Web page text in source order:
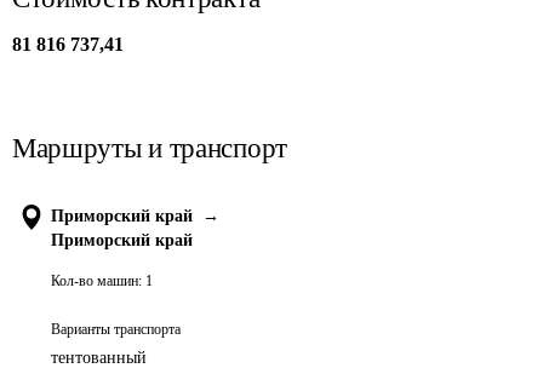
81 816 737,41
Маршруты и транспорт
Приморский край
→
Приморский край
Кол-во машин: 1
Варианты транспорта
тентованный